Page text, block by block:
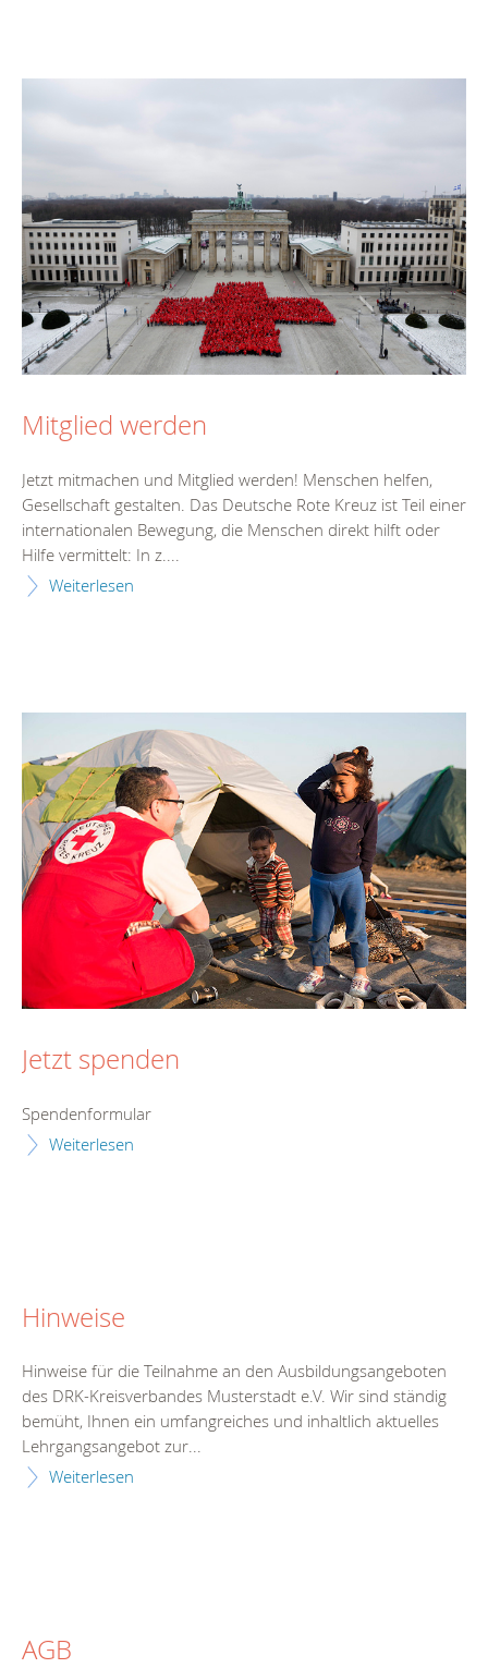
Mitglied werden
Jetzt mitmachen und Mitglied werden! Menschen helfen,
Gesellschaft gestalten. Das Deutsche Rote Kreuz ist Teil einer
internationalen Bewegung, die Menschen direkt hilft oder
Hilfe vermittelt: In z....
Weiterlesen
Jetzt spenden
Spendenformular
Weiterlesen
Hinweise
Hinweise für die Teilnahme an den Ausbildungsangeboten
des DRK-Kreisverbandes Musterstadt e.V. Wir sind ständig
bemüht, Ihnen ein umfangreiches und inhaltlich aktuelles
Lehrgangsangebot zur...
Weiterlesen
AGB